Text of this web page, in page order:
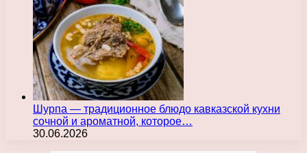
Шурпа — традиционное блюдо кавказской кухни
сочной и ароматной, которое…
30.06.2026